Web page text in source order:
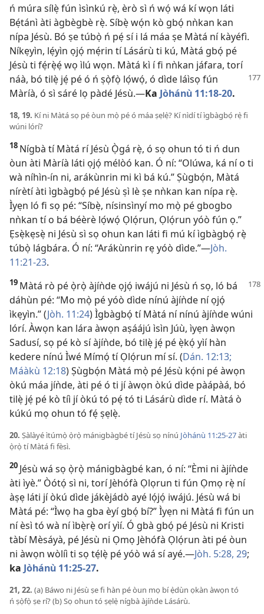
ń múra sílẹ̀ fún ìsìnkú rẹ̀, èrò sì ń wọ́ wá kí wọn láti
Bẹ́tánì àti àgbègbè rẹ̀. Síbẹ̀ wọ́n kò gbọ́ nǹkan kan
nípa Jésù. Bó ṣe túbọ̀ ń pẹ́ sí i lá máa ṣe Màtá ní kàyéfì.
Níkẹyìn, lẹ́yìn ọjọ́ mẹ́rin tí Lásárù ti kú, Màtá gbọ́ pé
Jésù ti fẹ́rẹ̀ẹ́ wọ ìlú wọn. Màtá kì í fi nǹkan jáfara, torí
náà, bó tilẹ̀ jẹ́ pé ó ń ṣọ̀fọ̀ lọ́wọ́, ó dìde láìsọ fún
Màríà, ó sì sáré lọ pàdé Jésù.—Ka Jòhánù 11:18-20.
18, 19. Kí ni Màtá sọ pé òun mọ̀ pé ó máa ṣẹlẹ̀? Kí nìdí tí ìgbàgbọ́ rẹ̀ fi
wúni lórí?
18 Nígbà tí Màtá rí Jésù Ọ̀gá rẹ̀, ó sọ ohun tó ti ń dun
òun àti Màríà láti ọjọ́ mélòó kan. Ó ní: “Olúwa, ká ní o ti
wà níhìn-ín ni, arákùnrin mi kì bá kú.” Ṣùgbọ́n, Màtá
nírètí àti ìgbàgbọ́ pé Jésù ṣì lè ṣe nǹkan kan nípa rẹ̀.
Ìyẹn ló fi sọ pé: “Síbẹ̀, nísinsìnyí mo mọ̀ pé gbogbo
nǹkan tí o bá béèrè lọ́wọ́ Ọlọ́run, Ọlọ́run yóò fún ọ.”
Ẹsẹ̀kẹsẹ̀ ni Jésù sì sọ ohun kan láti fi mú kí ìgbàgbọ́ rẹ̀
túbọ̀ lágbára. Ó ní: “Arákùnrin rẹ yóò dìde.”—Jòh.
11:21-23.
19 Màtá rò pé ọ̀rọ̀ àjíǹde ọjọ́ iwájú ni Jésù ń sọ, ló bá
dáhùn pé: “Mo mọ̀ pé yóò dìde nínú àjíǹde ní ọjọ́
ìkẹyìn.” (Jòh. 11:24) Ìgbàgbọ́ tí Màtá ní nínú àjíǹde wúni
lórí. Àwọn kan lára àwọn aṣáájú ìsìn Júù, ìyẹn àwọn
Sadusí, sọ pé kò sí àjíǹde, bó tilẹ̀ jẹ́ pé ẹ̀kọ́ yìí hàn
kedere nínú Ìwé Mímọ́ tí Ọlọ́run mí sí. (Dán. 12:13;
Máàkù 12:18) Ṣùgbọ́n Màtá mọ̀ pé Jésù kọ́ni pé àwọn
òkú máa jíǹde, àti pé ó ti jí àwọn òkú dìde pàápàá, bó
tilẹ̀ jẹ́ pé kò tíì jí òkú tó pẹ́ tó ti Lásárù dìde rí. Màtá ò
kúkú mọ ohun tó fẹ́ ṣẹlẹ̀.
20. Ṣàlàyé ìtúmọ̀ ọ̀rọ̀ mánigbàgbé tí Jésù sọ nínú Jòhánù 11:25-27àti
ọ̀rọ̀ tí Màtá fi fèsì.
20 Jésù wá sọ ọ̀rọ̀ mánigbàgbé kan, ó ní: “Èmi ni àjíǹde
àti ìyè.” Òótọ́ sì ni, torí Jèhófà Ọlọrun ti fún Ọmọ rẹ̀ ní
àṣẹ láti jí òkú dìde jákèjádò ayé lọ́jọ́ iwájú. Jésù wá bi
Màtá pé: “Ìwọ ha gba èyí gbọ́ bí?” Ìyẹn ni Màtá fi fún un
ní èsì tó wà ní ìbẹ̀rẹ̀ orí yìí. Ó gbà gbọ́ pé Jésù ni Kristi
tàbí Mèsáyà, pé Jésù ni Ọmọ Jèhófà Ọlọ́run àti pé òun
ni àwọn wòlíì ti sọ tẹ́lẹ̀ pé yóò wá sí ayé.—Jòh. 5:28, 29;
ka Jòhánù 11:25-27.
21, 22. (a) Báwo ni Jésù ṣe fi hàn pé òun mọ bí ẹ̀dùn ọkàn àwọn tó
ń ṣọ̀fọ̀ ṣe rí? (b) Sọ ohun tó ṣẹlẹ̀ nígbà àjíǹde Lásárù.